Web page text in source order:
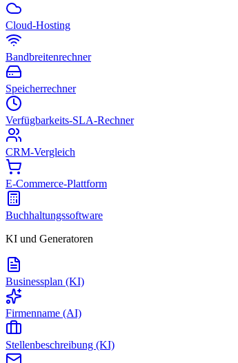
Cloud-Hosting
Bandbreitenrechner
Speicherrechner
Verfügbarkeits-SLA-Rechner
CRM-Vergleich
E-Commerce-Plattform
Buchhaltungssoftware
KI und Generatoren
Businessplan (KI)
Firmenname (AI)
Stellenbeschreibung (KI)